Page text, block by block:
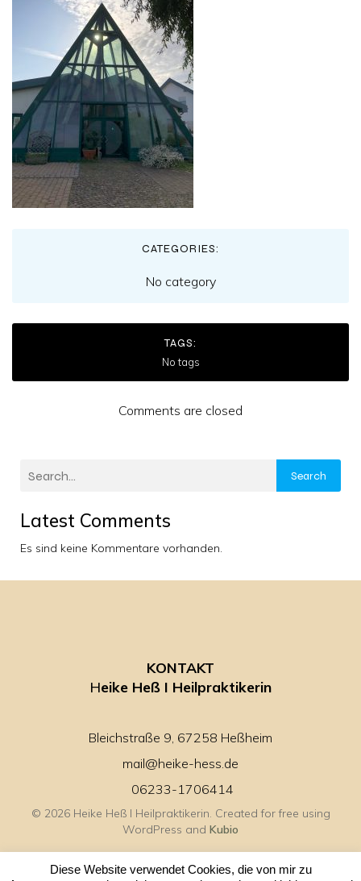
CATEGORIES:
No category
TAGS:
No tags
Comments are closed
Search
Latest Comments
Es sind keine Kommentare vorhanden.
KONTAKT
Heike Heß I Heilpraktikerin
Bleichstraße 9, 67258 Heßheim
mail@heike-hess.de
06233-1706414
© 2026 Heike Heß I Heilpraktikerin. Created for free using
WordPress and Kubio
Diese Website verwendet Cookies, die von mir zu